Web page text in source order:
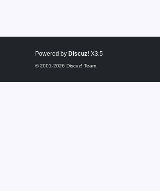
Powered by Discuz! X3.5
© 2001-2026 Discuz! Team